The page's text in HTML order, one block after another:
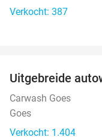
Verkocht: 387
Uitgebreide
Carwash Goes
Goes
Verkocht: 1.404